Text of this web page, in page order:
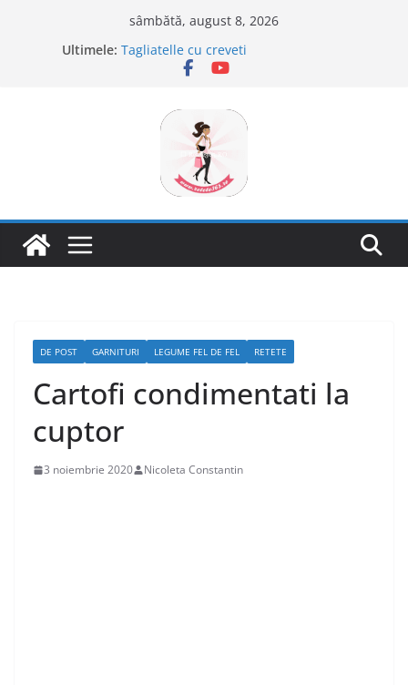
sâmbătă, august 8, 2026
Ultimele: Tagliatelle cu creveti
Clafoutis cu cirese
Savarine
DE POST GARNITURI LEGUME FEL DE FEL RETETE
Cartofi condimentati la
cuptor
3 noiembrie 2020 Nicoleta Constantin